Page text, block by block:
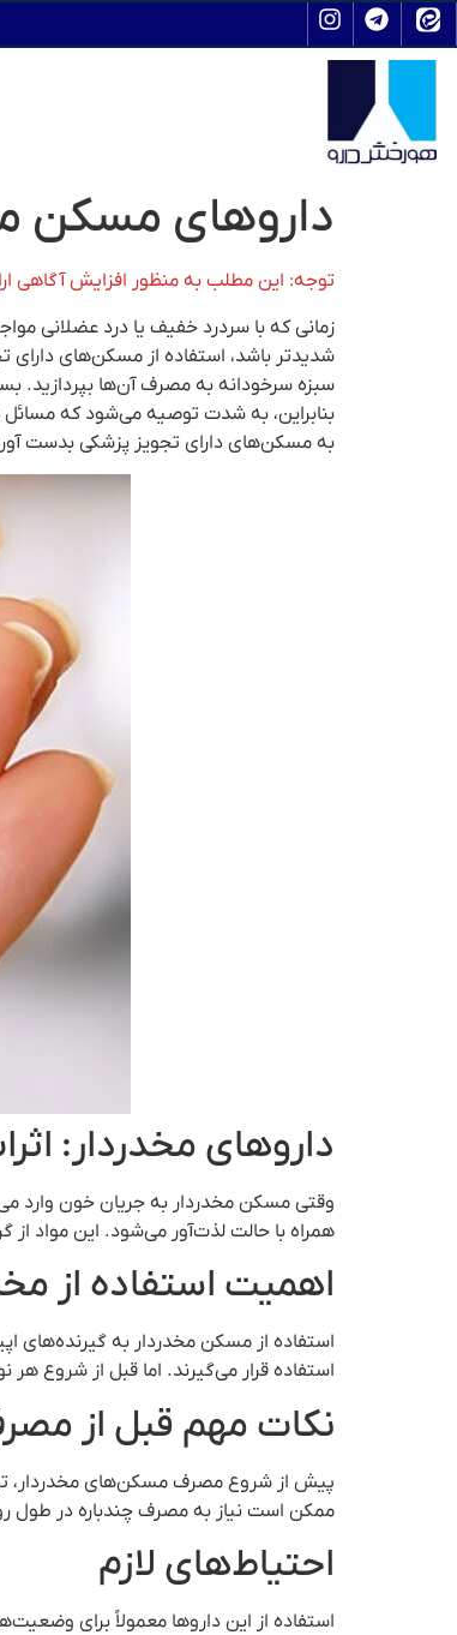
داروهای مسکن
توجه: این مطلب به منظور افزایش آگاهی
زمانی که با سردرد خفیف یا درد عضلانی
شدیدتر باشد، استفاده از مسکن‌های
سبزه سرخودانه به مصرف آن‌ها بپردازید.
بنابراین، به شدت توصیه می‌شود که مسائل
به مسکن‌های دارای تجویز پزشکی بدست
داروهای مخدردار:
وقتی مسکن مخدردار به جریان خون وارد
همراه با حالت لذت‌آور می‌شود. این مواد
اهمیت استفاده از
استفاده از مسکن مخدردار به گیرنده‌های
استفاده قرار می‌گیرند. اما قبل از شروع
نکات مهم قبل از
پیش از شروع مصرف مسکن‌های مخدردار،
ممکن است نیاز به مصرف چندباره در طول
احتیاط‌های لازم
استفاده از این داروها معمولاً برای